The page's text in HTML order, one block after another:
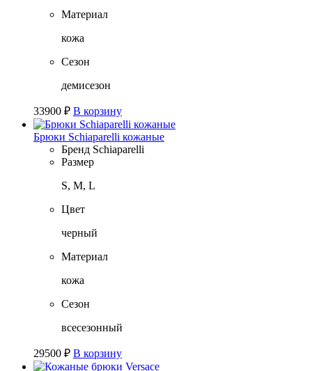
Материал
кожа
Сезон
демисезон
33900 ₽ В корзину
Брюки Schiaparelli кожаные
Бренд Schiaparelli
Размер
S, M, L
Цвет
черный
Материал
кожа
Сезон
всесезонный
29500 ₽ В корзину